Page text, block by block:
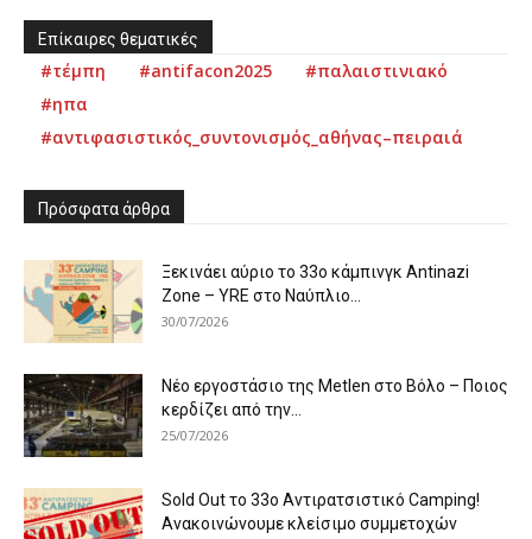
Επίκαιρες θεματικές
#τέμπη #antifacon2025
#παλαιστινιακό
#ηπα
#αντιφασιστικός_συντονισμός_αθήνας–πειραιά
Πρόσφατα άρθρα
Ξεκινάει αύριο το 33ο κάμπινγκ Antinazi
Zone – YRE στο Ναύπλιο...
30/07/2026
Νέο εργοστάσιο της Metlen στο Βόλο – Ποιος
κερδίζει από την...
25/07/2026
Sold Out το 33ο Αντιρατσιστικό Camping!
Ανακοινώνουμε κλείσιμο συμμετοχών